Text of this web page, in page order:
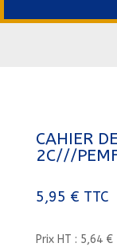
CAHIER
2C///
5,95 € TTC
Prix HT : 5,64 €